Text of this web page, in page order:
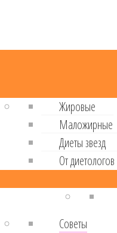
Жировые
Маложирные
Диеты звезд
От диетологов
Советы